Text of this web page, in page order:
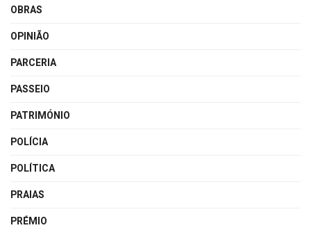
OBRAS
OPINIÃO
PARCERIA
PASSEIO
PATRIMÓNIO
POLÍCIA
POLÍTICA
PRAIAS
PRÉMIO